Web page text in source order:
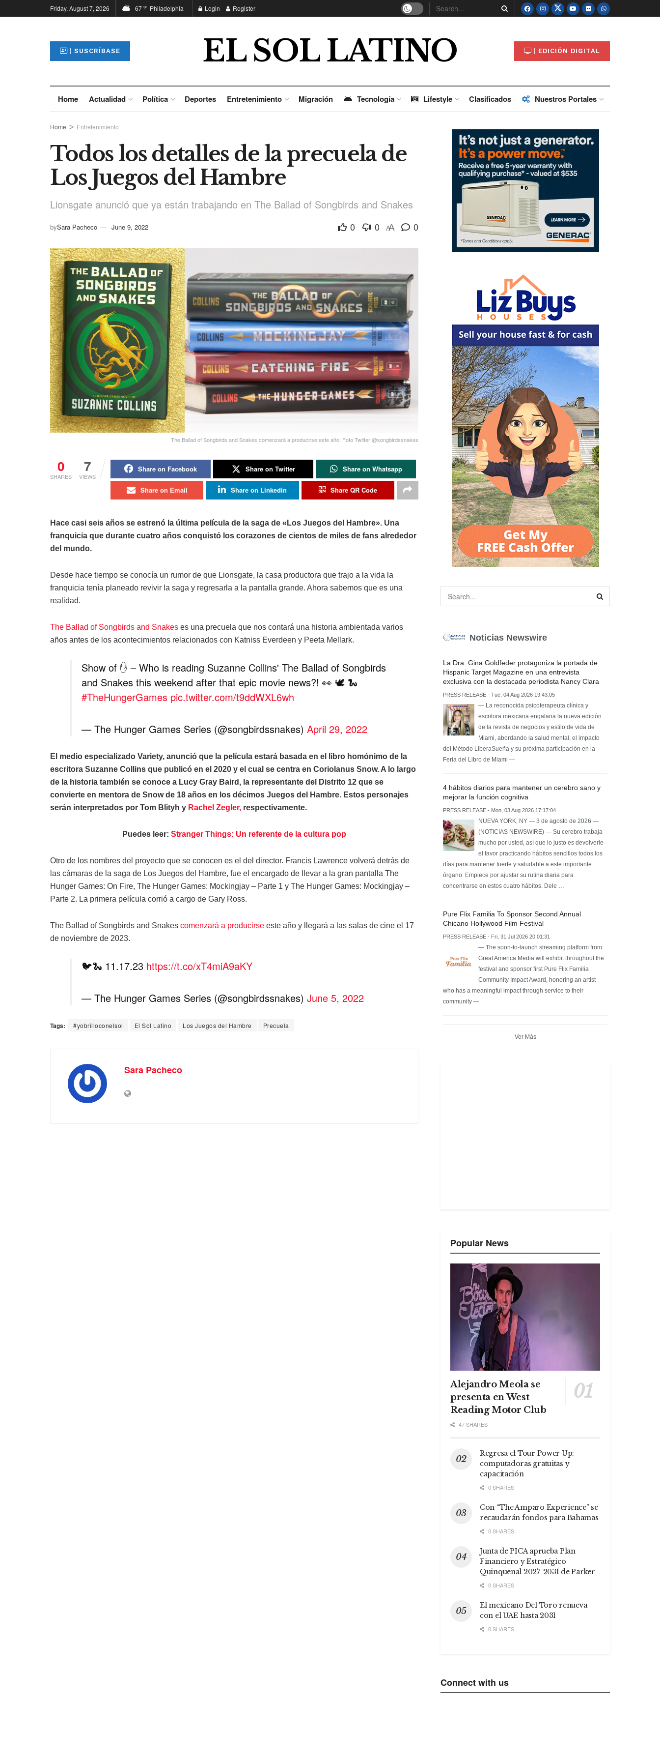
Friday, August 7, 2026 67°F Philadelphia Login Register
| SUSCRÍBASE EL SOL LATINO | EDICIÓN DIGITAL
Home Actualidad Política Deportes Entretenimiento Migración Tecnología Lifestyle Clasificados Nuestros Portales
Home Entretenimiento
Todos los detalles de la precuela de
Los Juegos del Hambre
Lionsgate anunció que ya están trabajando en The Ballad of Songbirds and Snakes
bySara Pacheco June 9, 2022 0 0 AA 0
The Ballad of Songbirds and Snakes comenzará a producirse este año. Foto Twitter @songbirdssnakes
0
SHARES
7
VIEWS
Share on Facebook Share on Twitter Share on Whatsapp
Share on Email Share on Linkedin Share QR Code
Hace casi seis años se estrenó la última película de la saga de «Los Juegos del Hambre». Una
franquicia que durante cuatro años conquistó los corazones de cientos de miles de fans alrededor
del mundo.
Desde hace tiempo se conocía un rumor de que Lionsgate, la casa productora que trajo a la vida la
franquicia tenía planeado revivir la saga y regresarla a la pantalla grande. Ahora sabemos que es una
realidad.
The Ballad of Songbirds and Snakes es una precuela que nos contará una historia ambientada varios
años antes de los acontecimientos relacionados con Katniss Everdeen y Peeta Mellark.
Show of ✋ – Who is reading Suzanne Collins' The Ballad of Songbirds
and Snakes this weekend after that epic movie news?! 👀 🕊️ 🐍
#TheHungerGames pic.twitter.com/t9ddWXL6wh
— The Hunger Games Series (@songbirdssnakes) April 29, 2022
El medio especializado Variety, anunció que la película estará basada en el libro homónimo de la
escritora Suzanne Collins que publicó en el 2020 y el cual se centra en Coriolanus Snow. A lo largo
de la historia también se conoce a Lucy Gray Baird, la representante del Distrito 12 que se
convierte en mentora de Snow de 18 años en los décimos Juegos del Hambre. Estos personajes
serán interpretados por Tom Blityh y Rachel Zegler, respectivamente.
Puedes leer: Stranger Things: Un referente de la cultura pop
Otro de los nombres del proyecto que se conocen es el del director. Francis Lawrence volverá detrás de
las cámaras de la saga de Los Juegos del Hambre, fue el encargado de llevar a la gran pantalla The
Hunger Games: On Fire, The Hunger Games: Mockingjay – Parte 1 y The Hunger Games: Mockingjay –
Parte 2. La primera película corrió a cargo de Gary Ross.
The Ballad of Songbirds and Snakes comenzará a producirse este año y llegará a las salas de cine el 17
de noviembre de 2023.
🐦🐍 11.17.23 https://t.co/xT4miA9aKY
— The Hunger Games Series (@songbirdssnakes) June 5, 2022
Tags: #yobrilloconelsol El Sol Latino Los Juegos del Hambre Precuela
Sara Pacheco
Noticias Newswire
La Dra. Gina Goldfeder protagoniza la portada de
Hispanic Target Magazine en una entrevista
exclusiva con la destacada periodista Nancy Clara
PRESS RELEASE - Tue, 04 Aug 2026 19:43:05
— La reconocida psicoterapeuta clínica y
escritora mexicana engalana la nueva edición
de la revista de negocios y estilo de vida de
Miami, abordando la salud mental, el impacto
del Método LiberaSueña y su próxima participación en la
Feria del Libro de Miami —
4 hábitos diarios para mantener un cerebro sano y
mejorar la función cognitiva
PRESS RELEASE - Mon, 03 Aug 2026 17:17:04
NUEVA YORK, NY — 3 de agosto de 2026 —
(NOTICIAS NEWSWIRE) — Su cerebro trabaja
mucho por usted, así que lo justo es devolverle
el favor practicando hábitos sencillos todos los
días para mantener fuerte y saludable a este importante
órgano. Empiece por ajustar su rutina diaria para
concentrarse en estos cuatro hábitos. Dele …
Pure Flix Familia To Sponsor Second Annual
Chicano Hollywood Film Festival
PRESS RELEASE - Fri, 31 Jul 2026 20:01:31
— The soon-to-launch streaming platform from
Great America Media will exhibit throughout the
festival and sponsor first Pure Flix Familia
Community Impact Award, honoring an artist
who has a meaningful impact through service to their
community —
Ver Más
Popular News
Alejandro Meola se
presenta en West
Reading Motor Club
47 SHARES
Regresa el Tour Power Up:
computadoras gratuitas y
capacitación
0 SHARES
Con “The Amparo Experience” se
recaudarán fondos para Bahamas
0 SHARES
Junta de PICA aprueba Plan
Financiero y Estratégico
Quinquenal 2027-2031 de Parker
0 SHARES
El mexicano Del Toro renueva
con el UAE hasta 2031
0 SHARES
Connect with us